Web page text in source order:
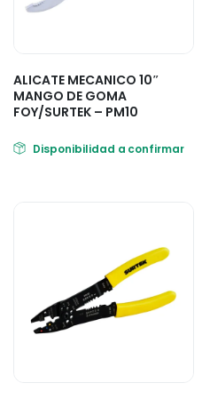
ALICATE MECANICO 10″
MANGO DE GOMA
FOY/SURTEK – PM10
Disponibilidad a confirmar